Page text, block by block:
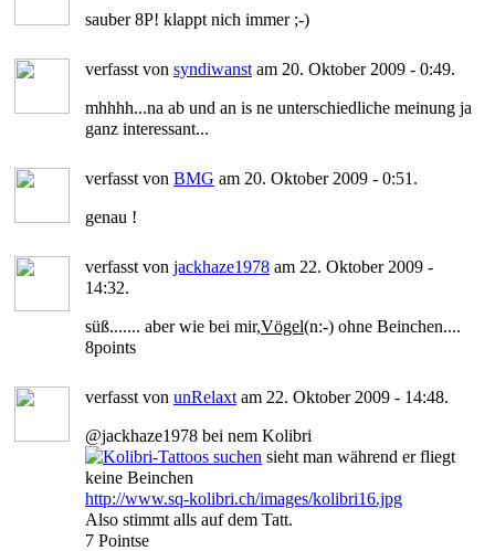
sauber 8P! klappt nich immer ;-)
verfasst von syndiwanst am 20. Oktober 2009 - 0:49.
mhhhh...na ab und an is ne unterschiedliche meinung ja
ganz interessant...
verfasst von BMG am 20. Oktober 2009 - 0:51.
genau !
verfasst von jackhaze1978 am 22. Oktober 2009 -
14:32.
süß....... aber wie bei mir,Vögel(n:-) ohne Beinchen....
8points
verfasst von unRelaxt am 22. Oktober 2009 - 14:48.
@jackhaze1978 bei nem Kolibri
sieht man während er fliegt
keine Beinchen
http://www.sq-kolibri.ch/images/kolibri16.jpg
Also stimmt alls auf dem Tatt.
7 Pointse